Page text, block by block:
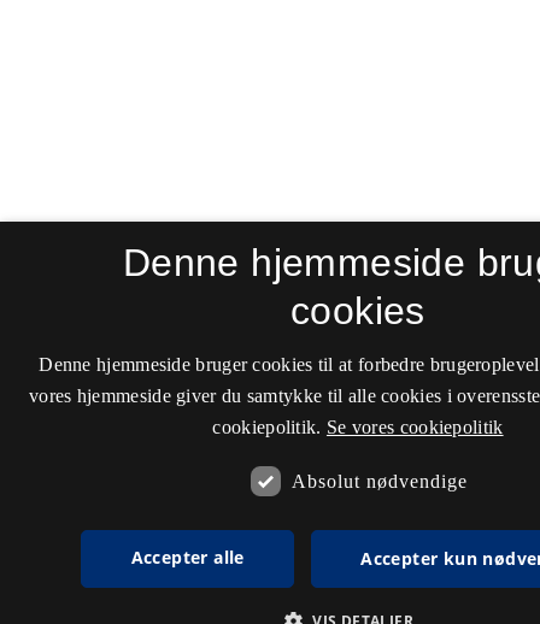
Denne hjemmeside
cookies
Denne hjemmeside bruger cookies til at forbedre
vores hjemmeside giver du samtykke til alle cookies i
cookiepolitik. Se vores cookiepolitik
Absolut nødvendige
Accepter alle Accepter kun